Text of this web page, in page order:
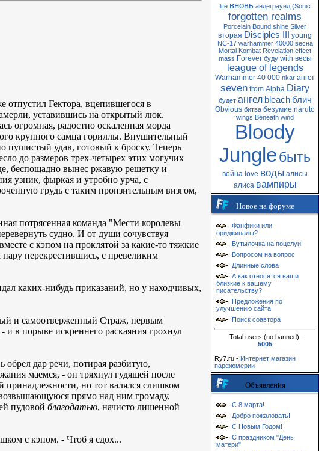
отпустил Гектора, вцепившегося в
уставившись на открытый люк.
огромная, радостно оскаленная морда
крупного самца гориллы. Внушительный
пушистый удав, готовый к броску. Теперь
до размеров трех-четырех этих могучих
беспощадно вынес ржавую решетку и
узник, фыркая и утробно урча, с
грудь с таким пронзительным визгом,
потрясенная команда "Мести королевы
судно. И от души сочувствуя
с кэпом на проклятой за какие-то тяжкие
перекрестившись, с превеликим
каких-нибудь приказаний, но у находчивых,
и самоотверженный Страж, первым
и в порыве искреннего раскаяния грохнул
дар речи, потирая разбитую,
маемся, - он тряхнул гудящей после
принадлежности, но тот валялся слишком
прямо над ним громаду,
пудовой благодатью, начисто лишенной
с кэпом. - Чтоб я сдох...
life вновь андеграунд (Sonic
forgotten realms
Porcelain Bound shine Silver
вторая Disciples III young
NC-17 warhammer 40000 весна
Mortal Kombat Revelation effect
mass Forever буду with весы
league of legends
Warhammer 40 000 nkar ангст
seven from Alpha Diary
будет ангел bleach блич
Obvious битва безумие naruto
wings Beneath wind
Bloody
Jungleбыть
война love воды алисы
алиса вампиры
Новое на форуме
Фанфики или
ориджиналы?
Бутылочка на поцелуи
Вопросом на вопрос
Длинные слова
А как относятся ваши
близкие к вашему
писательству?
Предложения по
улучшению сайта
Поиск соавтора
Total users (no banned):
5005
Ry7.ru - Интернет магазин
парфюмерии
Объявления
С 8 марта!
Добро пожаловать!
С Новым Годом!
С праздником "День
матери"